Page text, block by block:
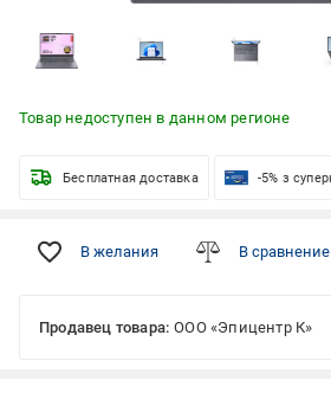
Товар недоступен в данном регионе
Бесплатная доставка -5% з
В желания В сравнение
Продавец товара: ООО «Эпицентр К»